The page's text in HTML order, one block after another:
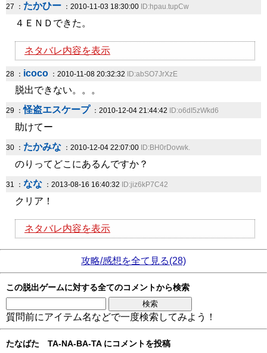
27 ： たかひー ：2010-11-03 18:30:00 ID:hpau.tupCw
４ＥＮＤできた。
ネタバレ内容を表示
28 ： icoco ：2010-11-08 20:32:32 ID:abSO7JrXzE
脱出できない。。。
29 ：怪盗エスケープ ：2010-12-04 21:44:42 ID:o6dI5zWkd6
助けてー
30 ： たかみな ：2010-12-04 22:07:00 ID:BH0rDovwk.
のりってどこにあるんですか？
31 ： なな ：2013-08-16 16:40:32 ID:jiz6kP7C42
クリア！
ネタバレ内容を表示
攻略/感想を全て見る(28)
この脱出ゲームに対する全てのコメントから検索
質問前にアイテム名などで一度検索してみよう！
たなばた TA-NA-BA-TA にコメントを投稿